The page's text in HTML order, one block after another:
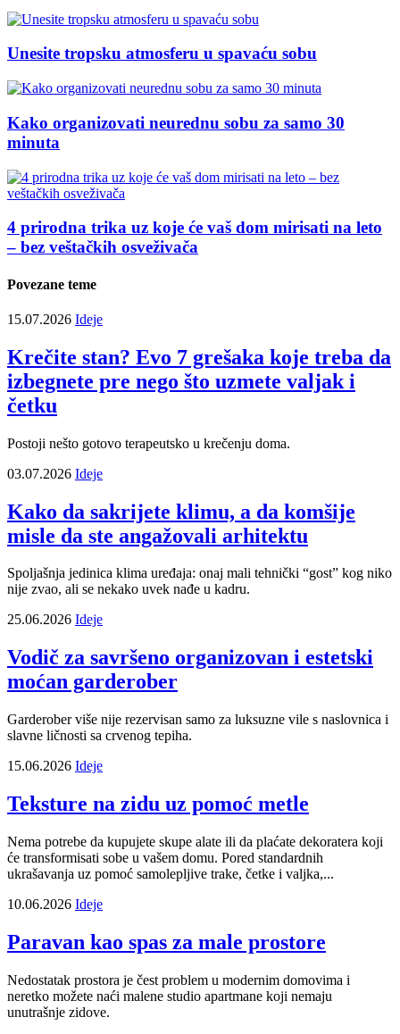
Unesite tropsku atmosferu u spavaću sobu
Kako organizovati neurednu sobu za samo 30
minuta
4 prirodna trika uz koje će vaš dom mirisati na leto
– bez veštačkih osveživača
Povezane teme
15.07.2026 Ideje
Krečite stan? Evo 7 grešaka koje treba da
izbegnete pre nego što uzmete valjak i
četku
Postoji nešto gotovo terapeutsko u krečenju doma.
03.07.2026 Ideje
Kako da sakrijete klimu, a da komšije
misle da ste angažovali arhitektu
Spoljašnja jedinica klima uređaja: onaj mali tehnički “gost” kog niko
nije zvao, ali se nekako uvek nađe u kadru.
25.06.2026 Ideje
Vodič za savršeno organizovan i estetski
moćan garderober
Garderober više nije rezervisan samo za luksuzne vile s naslovnica i
slavne ličnosti sa crvenog tepiha.
15.06.2026 Ideje
Teksture na zidu uz pomoć metle
Nema potrebe da kupujete skupe alate ili da plaćate dekoratera koji
će transformisati sobe u vašem domu. Pored standardnih
ukrašavanja uz pomoć samolepljive trake, četke i valjka,...
10.06.2026 Ideje
Paravan kao spas za male prostore
Nedostatak prostora je čest problem u modernim domovima i
neretko možete naći malene studio apartmane koji nemaju
unutrašnje zidove.